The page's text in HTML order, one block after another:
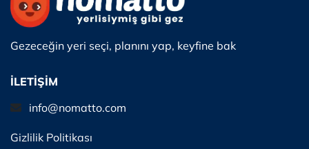
Gezeceğin yeri seçi, planını yap, keyfine bak
İLETİŞİM
info@nomatto.com
Gizlilik Politikası